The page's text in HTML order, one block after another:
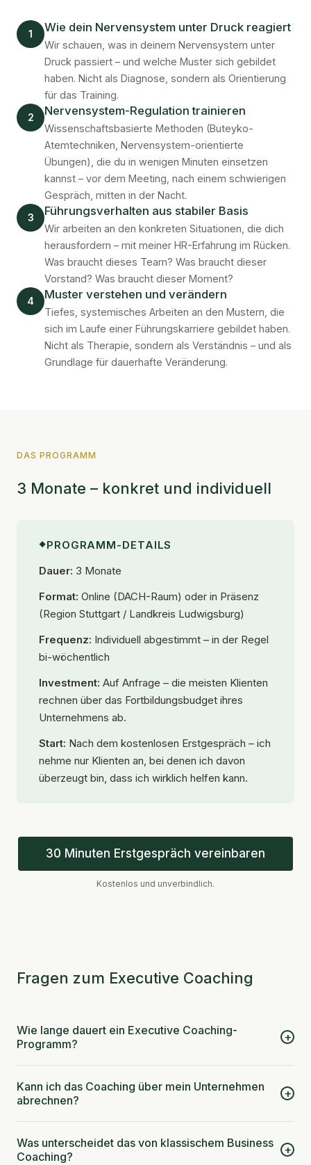
1 Wie dein Nervensystem unter Druck reagiert
Wir schauen, was in deinem Nervensystem unter
Druck passiert – und welche Muster sich gebildet
haben. Nicht als Diagnose, sondern als Orientierung
für das Training.
2
Nervensystem-Regulation trainieren
Wissenschaftsbasierte Methoden (Buteyko-
Atemtechniken, Nervensystem-orientierte
Übungen), die du in wenigen Minuten einsetzen
kannst – vor dem Meeting, nach einem schwierigen
Gespräch, mitten in der Nacht.
3
Führungsverhalten aus stabiler Basis
Wir arbeiten an den konkreten Situationen, die dich
herausfordern – mit meiner HR-Erfahrung im Rücken.
Was braucht dieses Team? Was braucht dieser
Vorstand? Was braucht dieser Moment?
4
Muster verstehen und verändern
Tiefes, systemisches Arbeiten an den Mustern, die
sich im Laufe einer Führungskarriere gebildet haben.
Nicht als Therapie, sondern als Verständnis – und als
Grundlage für dauerhafte Veränderung.
DAS PROGRAMM
3 Monate – konkret und individuell
PROGRAMM-DETAILS
Dauer: 3 Monate
Format: Online (DACH-Raum) oder in Präsenz
(Region Stuttgart / Landkreis Ludwigsburg)
Frequenz: Individuell abgestimmt – in der Regel
bi-wöchentlich
Investment: Auf Anfrage – die meisten Klienten
rechnen über das Fortbildungsbudget ihres
Unternehmens ab.
Start: Nach dem kostenlosen Erstgespräch – ich
nehme nur Klienten an, bei denen ich davon
überzeugt bin, dass ich wirklich helfen kann.
30 Minuten Erstgespräch vereinbaren
Kostenlos und unverbindlich.
Fragen zum Executive Coaching
Wie lange dauert ein Executive Coaching-
Programm?
+
Kann ich das Coaching über mein Unternehmen
abrechnen?
+
Was unterscheidet das von klassischem Business
Coaching?
+